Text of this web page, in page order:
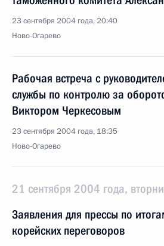
23 сентября 2004 года, 20:40
Ново-Огарево
Рабочая встреча с
службы по контролю за
Виктором Черкесовым
23 сентября 2004 года, 18:35
Ново-Огарево
21 сентября 2004 года,
Заявления для прессы по
корейских переговоров